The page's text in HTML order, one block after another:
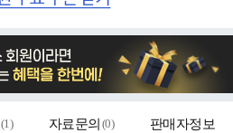
(1) 자료문의 (0) 판매자정보